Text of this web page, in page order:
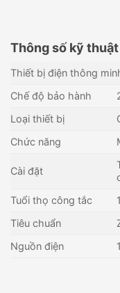
Thông số kỹ thuật
Thiết bị điện thông
Chế độ bảo hành
Loại thiết bị
Chức năng
Cài đặt
Tuổi thọ công tắc
Tiêu chuẩn
Nguồn điện